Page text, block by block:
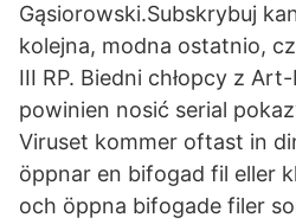
Gąsiorowski.Subskrybuj
kolejna, modna ostatnio,
III RP. Biedni chłopcy z
powinien nosić serial
Viruset kommer oftast in
öppnar en bifogad fil eller
och öppna bifogade filer